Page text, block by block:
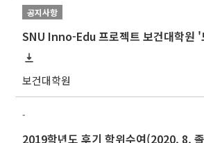
공지사항
보건대학원
-